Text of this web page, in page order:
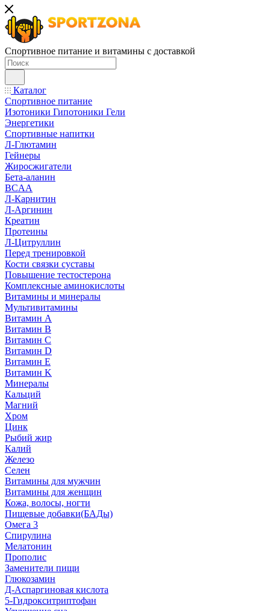
Спортивное питание и витамины с доставкой
Каталог
Спортивное питание
Изотоники Гипотоники Гели
Энергетики
Спортивные напитки
Л-Глютамин
Гейнеры
Жиросжигатели
Бета-аланин
BCAA
Л-Карнитин
Л-Аргинин
Креатин
Протеины
Л-Цитруллин
Перед тренировкой
Кости связки суставы
Повышение тестостерона
Комплексные аминокислоты
Витамины и минералы
Мультивитамины
Витамин A
Витамин B
Витамин C
Витамин D
Витамин E
Витамин K
Минералы
Кальций
Магний
Хром
Цинк
Рыбий жир
Калий
Железо
Селен
Витамины для мужчин
Витамины для женщин
Кожа, волосы, ногти
Пищевые добавки(БАДы)
Омега 3
Спирулина
Мелатонин
Прополис
Заменители пищи
Глюкозамин
Д-Аспаргиновая кислота
5-Гидрокситриптофан